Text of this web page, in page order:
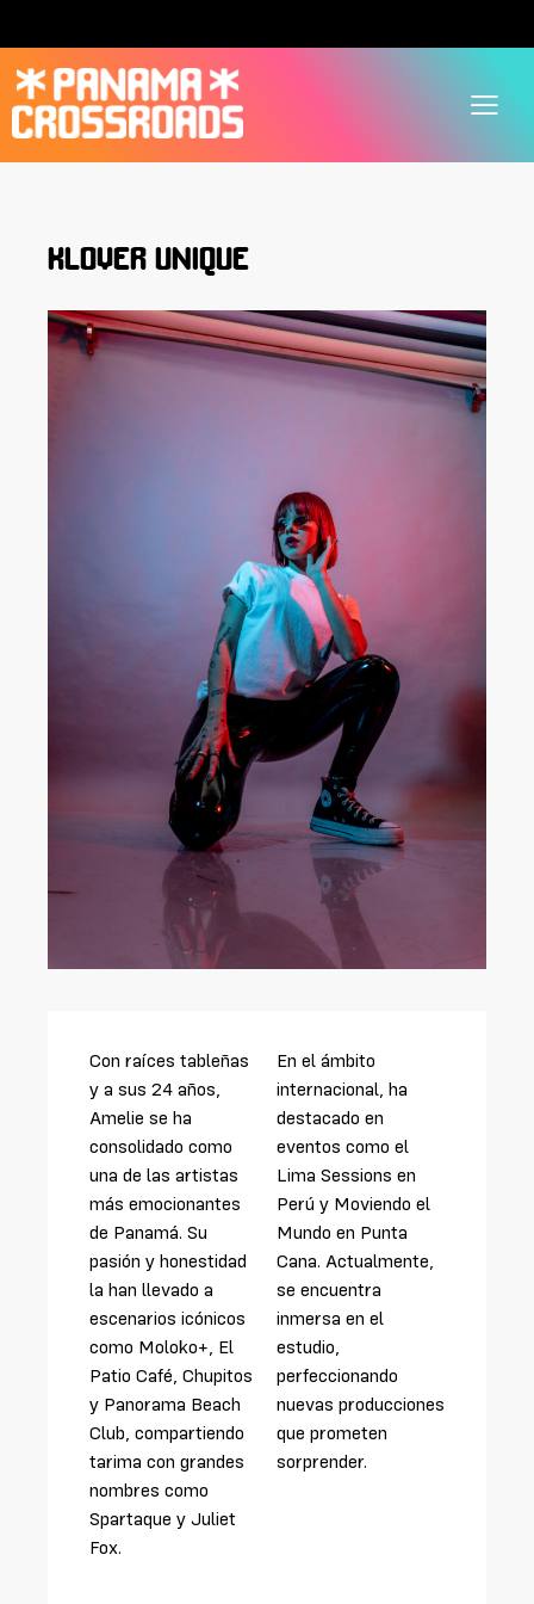
KLOVER UNIQUE
Con raíces tableñas
y a sus 24 años,
Amelie se ha
consolidado como
una de las artistas
más emocionantes
de Panamá. Su
pasión y honestidad
la han llevado a
escenarios icónicos
como Moloko+, El
Patio Café, Chupitos
y Panorama Beach
Club, compartiendo
tarima con grandes
nombres como
Spartaque y Juliet
Fox.
En el ámbito
internacional, ha
destacado en
eventos como el
Lima Sessions en
Perú y Moviendo el
Mundo en Punta
Cana. Actualmente,
se encuentra
inmersa en el
estudio,
perfeccionando
nuevas producciones
que prometen
sorprender.